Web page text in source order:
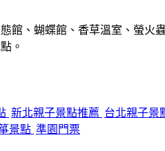
館、蝴蝶館、香草溫室、螢
。
新北親子景點推薦 台北親子景
景點 準園門票